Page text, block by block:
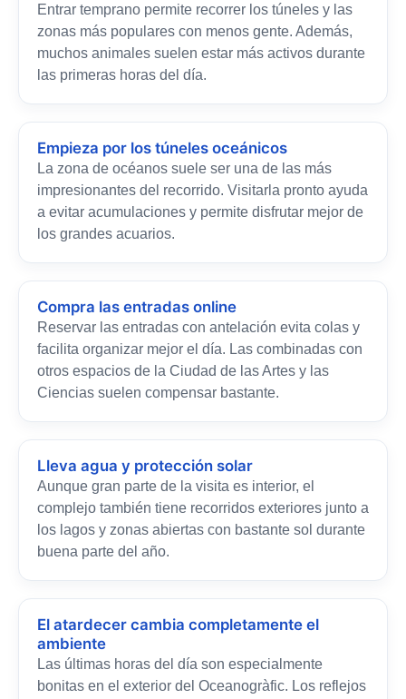
Entrar temprano permite recorrer los túneles y las
zonas más populares con menos gente. Además,
muchos animales suelen estar más activos durante
las primeras horas del día.
Empieza por los túneles oceánicos
La zona de océanos suele ser una de las más
impresionantes del recorrido. Visitarla pronto ayuda
a evitar acumulaciones y permite disfrutar mejor de
los grandes acuarios.
Compra las entradas online
Reservar las entradas con antelación evita colas y
facilita organizar mejor el día. Las combinadas con
otros espacios de la Ciudad de las Artes y las
Ciencias suelen compensar bastante.
Lleva agua y protección solar
Aunque gran parte de la visita es interior, el
complejo también tiene recorridos exteriores junto a
los lagos y zonas abiertas con bastante sol durante
buena parte del año.
El atardecer cambia completamente el
ambiente
Las últimas horas del día son especialmente
bonitas en el exterior del Oceanogràfic. Los reflejos